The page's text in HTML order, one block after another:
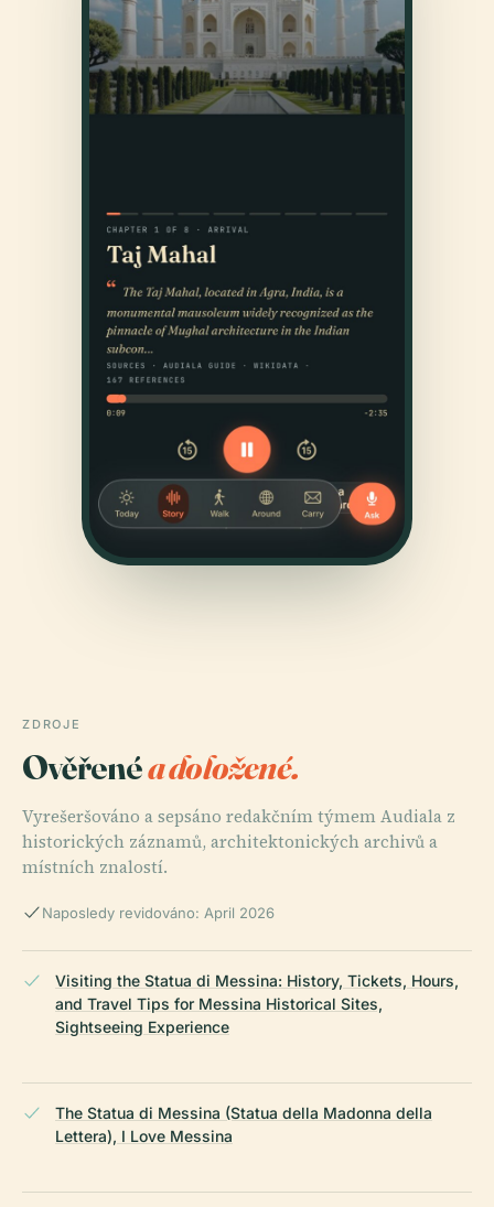
ZDROJE
Ověřenéa doložené.
Vyrešeršováno a sepsáno redakčním týmem Audiala z
historických záznamů, architektonických archivů a
místních znalostí.
Naposledy revidováno: April 2026
Visiting the Statua di Messina: History, Tickets, Hours,
and Travel Tips for Messina Historical Sites,
Sightseeing Experience
The Statua di Messina (Statua della Madonna della
Lettera), I Love Messina